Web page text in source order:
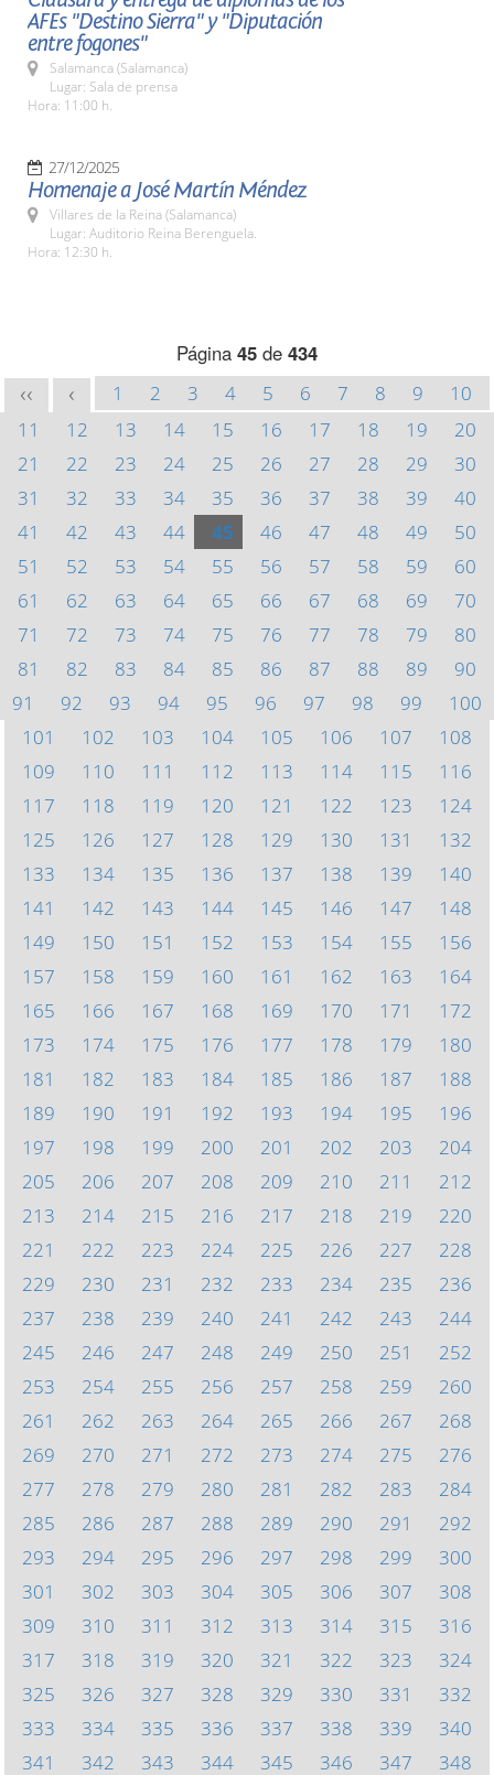
AFEs "Destino Sierra" y "Diputación
entre fogones"
Salamanca (Salamanca)
Lugar: Sala de prensa
Hora: 11:00 h.
27/12/2025
Homenaje a José Martín Méndez
Villares de la Reina (Salamanca)
Lugar: Auditorio Reina Berenguela.
Hora: 12:30 h.
Página 45 de 434
<< < 1 2 3 4 5 6 7 8 9
10
11
12 13 14 15 16 17 18 19
20
21
22 23 24 25 26 27 28 29
30
31
32 33 34 35 36 37 38 39
40
41
42 43 44 45 46 47 48 49
50
51
52 53 54 55 56 57 58 59
60
61
62 63 64 65 66 67 68 69
70
71
72 73 74 75 76 77 78 79
80
81
82 83 84 85 86 87 88 89
90
91
92 93 94 95 96 97 98 99
100
101
102 103 104 105 106 107
108
109
110 111 112 113 114 115
116
117
118 119 120 121 122 123
124
125
126 127 128 129 130 131
132
133
134 135 136 137 138 139
140
141
142 143 144 145 146 147
148
149
150 151 152 153 154 155
156
157
158 159 160 161 162 163
164
165
166 167 168 169 170 171
172
173
174 175 176 177 178 179
180
181
182 183 184 185 186 187
188
189
190 191 192 193 194 195
196
197
198 199 200 201 202 203
204
205
206 207 208 209 210 211
212
213
214 215 216 217 218 219
220
221
222 223 224 225 226 227
228
229
230 231 232 233 234 235
236
237
238 239 240 241 242 243
244
245
246 247 248 249 250 251
252
253
254 255 256 257 258 259
260
261
262 263 264 265 266 267
268
269
270 271 272 273 274 275
276
277
278 279 280 281 282 283
284
285
286 287 288 289 290 291
292
293
294 295 296 297 298 299
300
301
302 303 304 305 306 307
308
309
310 311 312 313 314 315
316
317
318 319 320 321 322 323
324
325
326 327 328 329 330 331
332
333
334 335 336 337 338 339
340
341
342 343 344 345 346 347 348